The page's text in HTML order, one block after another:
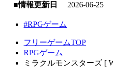
■情報更新日
2026-06-25
#RPGゲーム
フリーゲームTOP
RPGゲーム
ミラクルモンスターズ [